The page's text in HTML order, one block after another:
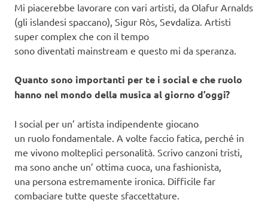
Mi piacerebbe lavorare con vari artisti, da Olafur Arnalds
(gli islandesi spaccano), Sigur Ròs, Sevdaliza. Artisti
super complex che con il tempo
sono diventati mainstream e questo mi da speranza.
Quanto sono importanti per te i social e che ruolo
hanno nel mondo della musica al giorno d’oggi?
I social per un’ artista indipendente giocano
un ruolo fondamentale. A volte faccio fatica, perché in
me vivono molteplici personalità. Scrivo canzoni tristi,
ma sono anche un’ ottima cuoca, una fashionista,
una persona estremamente ironica. Difficile far
combaciare tutte queste sfaccettature.